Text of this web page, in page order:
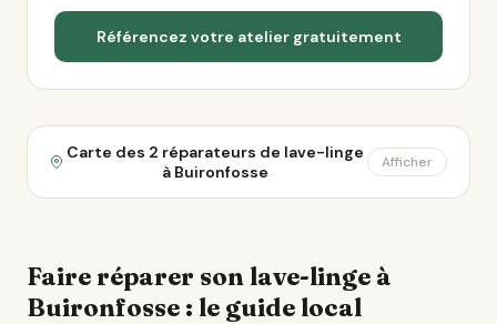
Référencez votre atelier gratuitement
Carte des 2 réparateurs de lave-linge
à Buironfosse
Afficher
Faire réparer son lave-linge à
Buironfosse : le guide local